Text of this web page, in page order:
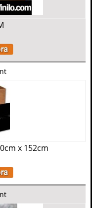
x 152cm